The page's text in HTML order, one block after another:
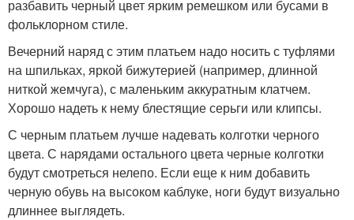
разбавить черный цвет ярким ремешком или бусами в
фольклорном стиле.
Вечерний наряд с этим платьем надо носить с туфлями
на шпильках, яркой бижутерией (например, длинной
ниткой жемчуга), с маленьким аккуратным клатчем.
Хорошо надеть к нему блестящие серьги или клипсы.
С черным платьем лучше надевать колготки черного
цвета. С нарядами остального цвета черные колготки
будут смотреться нелепо. Если еще к ним добавить
черную обувь на высоком каблуке, ноги будут визуально
длиннее выглядеть.